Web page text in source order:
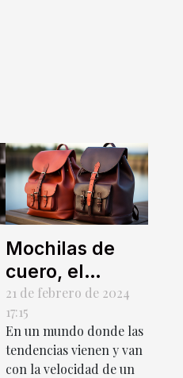
Mochilas de
cuero, el
accesorio que
nunca pasa de
moda
21 de febrero de 2024
17:15
En un mundo donde las
tendencias vienen y van
con la velocidad de un